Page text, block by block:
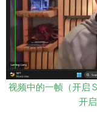
视频中的一帧（开启
开